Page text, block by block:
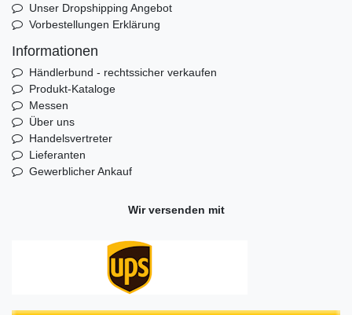
Unser Dropshipping Angebot
Vorbestellungen Erklärung
Informationen
Händlerbund - rechtssicher verkaufen
Produkt-Kataloge
Messen
Über uns
Handelsvertreter
Lieferanten
Gewerblicher Ankauf
Wir versenden mit